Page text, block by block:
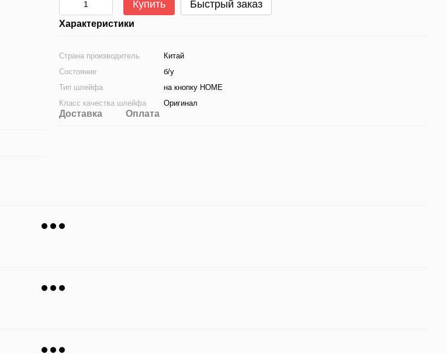
Купить Быстрый заказ
Характеристики
Страна производитель
Китай
Состояние
б/у
Тип шлейфа
на кнопку HOME
Класс качества шлейфа
Оригинал
Доставка Оплата